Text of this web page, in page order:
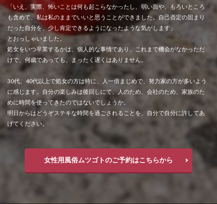
「いえ、実際、怖いことは何も起こらなかったし、弱い面や、もろいところ
も含めて、私は私のままでいいと思うことができました。自己否定の固まり
だった自分を、少し肯定できるようになったような気がします」
とおっしゃいました。
処女をいつ卒業するかは、個人的な事情であり、これまで機会がなかっただ
けで、何歳であっても、まったく遅くはありません。
30代、40代以上で処女の方は特に、人一倍まじめで、努力家の方が多いよう
に感じます。自分の楽しみは後回しにて、人のため、会社のため、家族のた
めに時間を使ってきたのではないでしょうか。
明日からはどうぞステキな時間を過ごされることを、自分で自分に許してあ
げてください。
女性用風俗ムツゴトのご予約はこちらから